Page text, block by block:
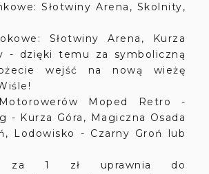
Słotwiny Arena, Skolnity,
Słotwiny Arena, Kurza
- dzięki temu za symboliczną
wejść na nową wieżę
Moped Retro -
- Kurza Góra, Magiczna Osada
Lodowisko - Czarny Groń lub
za 1 zł uprawnia do